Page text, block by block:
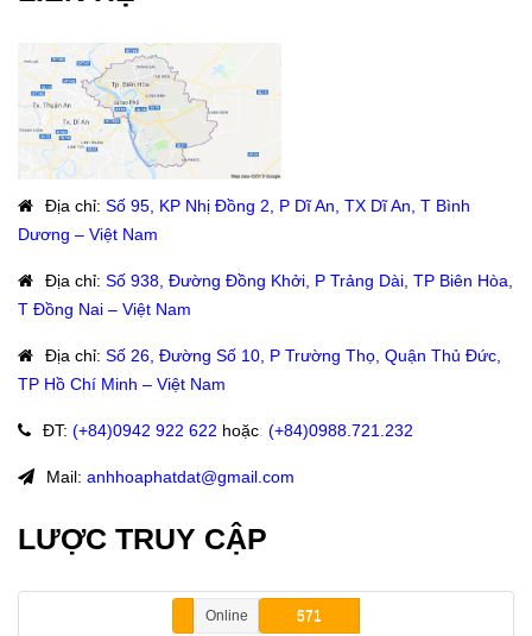
Địa chỉ: Số 95, KP Nhị Đồng 2, P Dĩ An, TX Dĩ An, T Bình
Dương – Việt Nam
Địa chỉ: Số 938, Đường Đồng Khởi, P Trảng Dài, TP Biên Hòa,
T Đồng Nai – Việt Nam
Địa chỉ: Số 26, Đường Số 10, P Trường Thọ, Quận Thủ Đức,
TP Hồ Chí Minh – Việt Nam
ĐT: (+84)0942 922 622 hoặc: (+84)0988.721.232
Mail: anhhoaphatdat@gmail.com
LƯỢC TRUY CẬP
Online 571